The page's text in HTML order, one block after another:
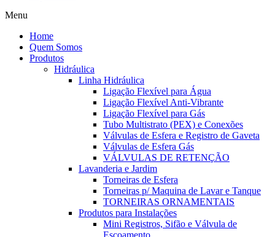
Menu
Home
Quem Somos
Produtos
Hidráulica
Linha Hidráulica
Ligação Flexível para Água
Ligação Flexível Anti-Vibrante
Ligação Flexível para Gás
Tubo Multistrato (PEX) e Conexões
Válvulas de Esfera e Registro de Gaveta
Válvulas de Esfera Gás
VÁLVULAS DE RETENÇÃO
Lavanderia e Jardim
Torneiras de Esfera
Torneiras p/ Maquina de Lavar e Tanque
TORNEIRAS ORNAMENTAIS
Produtos para Instalações
Mini Registros, Sifão e Válvula de
Escoamento